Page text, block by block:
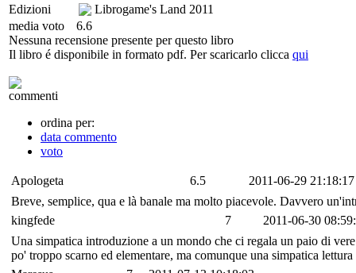
Edizioni
Librogame's Land 2011
media voto
6.6
Nessuna recensione presente per questo libro
Il libro é disponibile in formato pdf. Per scaricarlo clicca qui
commenti
ordina per:
data commento
voto
Apologeta 6.5
2011-06-29 21:18:17
Breve, semplice, qua e là banale ma molto piacevole. Davvero
kingfede
7
2011-06-30
Una simpatica introduzione a un mondo che ci regala un paio di
po' troppo scarno ed elementare, ma comunque una simpatica